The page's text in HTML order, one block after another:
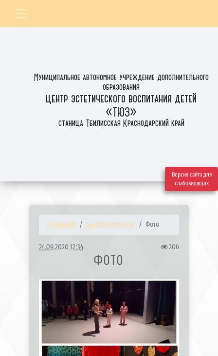
Версия сайта для
слабовидящих
Муниципальное автономное учреждение дополнительного
образования
центр эстетического воспитания детей
«ТЮЗ»
станица Тбилисская Краснодарский край
ГЛАВНАЯ МЕРОПРИЯТИЯ Фото
24.09.2020 12:34 206
ФОТО